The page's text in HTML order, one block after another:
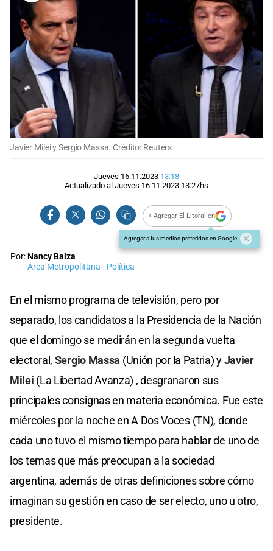
Javier Milei y Sergio Massa. Crédito: Reuters
Jueves 16.11.2023 13:18
Actualizado al Jueves 16.11.2023 13:27hs
+ Agregar El Litoral en
Agregar a tus medios preferidos en Google
Por:Nancy Balza
Área Metropolitana - Política
En el mismo programa de televisión, pero por
separado, los candidatos a la Presidencia de la Nación
que el domingo se medirán en la segunda vuelta
electoral, Sergio Massa (Unión por la Patria) yJavier
Milei (La Libertad Avanza) , desgranaron sus
principales consignas en materia económica. Fue este
miércoles por la noche en A Dos Voces (TN), donde
cada uno tuvo el mismo tiempo para hablar de uno de
los temas que más preocupan a la sociedad
argentina, además de otras definiciones sobre cómo
imaginan su gestión en caso de ser electo, uno u otro,
presidente.